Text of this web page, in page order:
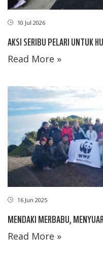
10 Jul 2026
AKSI SERIBU PELARI UNTUK
Read More »
16 Jun 2025
MENDAKI MERBABU,
Read More »